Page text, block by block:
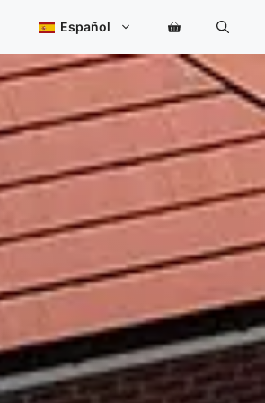
Español